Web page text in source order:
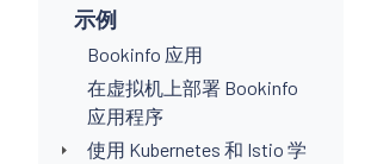
示例
Bookinfo 应用
在虚拟机上部署 Bookinfo
应用程序
使用 Kubernetes 和 Istio 学